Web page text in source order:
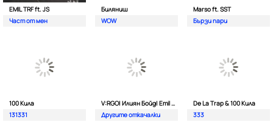
EMIL TRF ft. JS
Част от мен
Биляниш
WOW
Marso ft. SST
Бързи пари
100 Кила
131331
V:RGO| Илиян Бойд| Emil TRF| Dim4oU и Aтанас Колев
Другите откачалки
De La Trap & 100 Кила
333